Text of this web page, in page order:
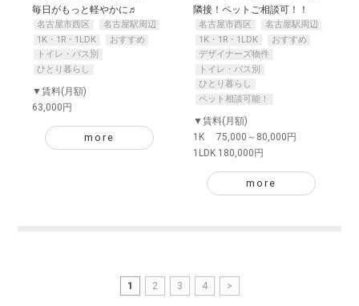
毎日がもっと軽やかに♬
名古屋市西区
名古屋駅周辺
1K・1R・1LDK
おすすめ
トイレ・バス別
ひとり暮らし
▼賃料(月額)
63,000円
more
隣接！ペットご相談可！！
名古屋市西区
名古屋駅周辺
1K・1R・1LDK
おすすめ
デザイナーズ物件
トイレ・バス別
ひとり暮らし
ペット相談可能！
▼賃料(月額)
1K 75,000～80,000円
1LDK 180,000円
more
1 2 3 4 >